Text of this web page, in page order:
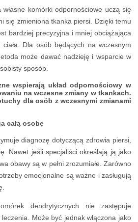
komórki odpornościowe uczą się
się zmieniona tkanka piersi. Dzięki temu
bardziej precyzyjna i mniej obciążająca
Dla osób będących na wczesnym
może dawać nadzieję i wsparcie w
sposób.
całą osobę
diagnozę dotyczącą zdrowia piersi,
Nawet jeśli specjaliści określają ją jako
obawy są w pełni zrozumiałe. Zarówno
emocjonalne są ważne i zasługują
dendrytycznych nie zastępuje
Może być jednak włączona jako